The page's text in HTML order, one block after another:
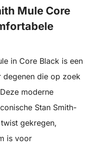
Mule Core
in Core Black is een
die op zoek
moderne
Stan Smith-
gekregen,
is voor